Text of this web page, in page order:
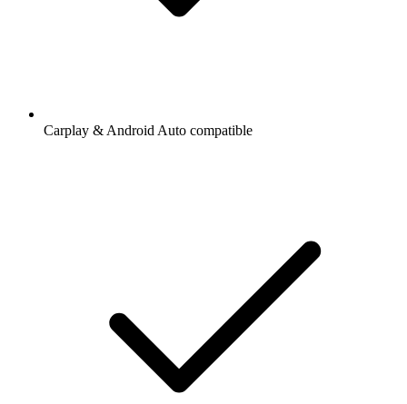
Carplay & Android Auto compatible